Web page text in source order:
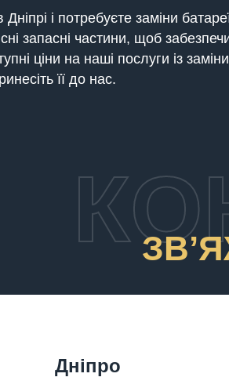
і потребуєте заміни
запасні частини, щоб
ціни на наші послуги із
її до нас.
Дніпро